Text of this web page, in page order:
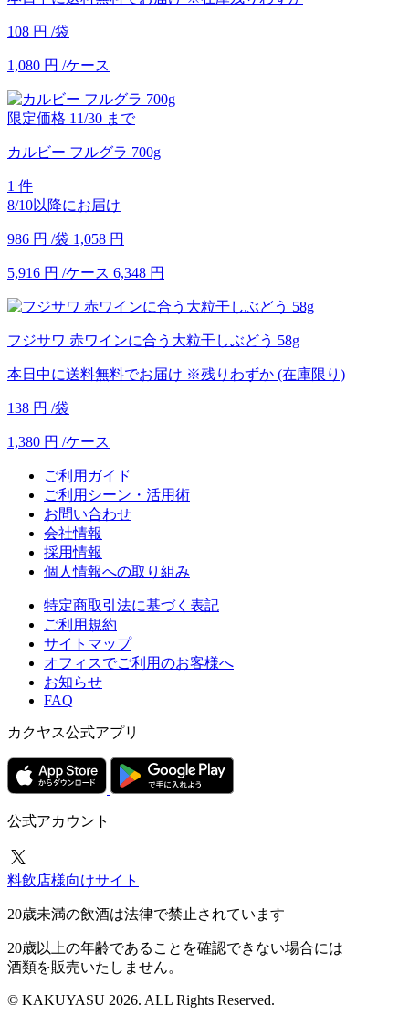
108 円 /袋
1,080 円 /ケース
限定価格 11/30 まで
カルビー フルグラ 700g
1 件
8/10以降にお届け
986 円 /袋 1,058 円
5,916 円 /ケース 6,348 円
フジサワ 赤ワインに合う大粒干しぶどう 58g
本日中に送料無料でお届け ※残りわずか (在庫限り)
138 円 /袋
1,380 円 /ケース
ご利用ガイド
ご利用シーン・活用術
お問い合わせ
会社情報
採用情報
個人情報への取り組み
特定商取引法に基づく表記
ご利用規約
サイトマップ
オフィスでご利用のお客様へ
お知らせ
FAQ
カクヤス公式アプリ
公式アカウント
料飲店様向けサイト
20歳未満の飲酒は法律で禁止されています
20歳以上の年齢であることを確認できない場合には
酒類を販売いたしません。
© KAKUYASU 2026. ALL Rights Reserved.